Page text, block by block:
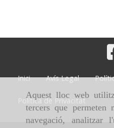
Aquest lloc web
tercers que
navegació,
Inici Avís Legal
Política de Privacitat